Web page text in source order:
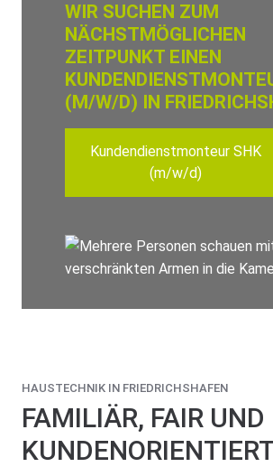
WIR SUCHEN ZUM
NÄCHSTMÖGLICHEN
ZEITPUNKT EINEN
(M/W/D) IN
Kundendienstmonteur SHK
(m/w/d)
HAUSTECHNIK IN FRIEDRICHSHAFEN
FAMILIÄR, FAIR UND